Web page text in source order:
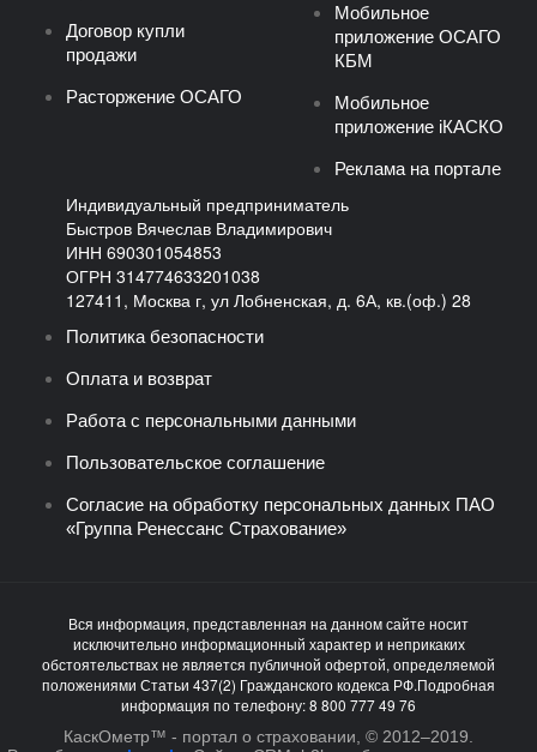
Договор купли
продажи
Расторжение ОСАГО
Мобильное
приложение ОСАГО
КБМ
Мобильное
приложение iКАСКО
Реклама на портале
Индивидуальный предприниматель
Быстров Вячеслав Владимирович
ИНН 690301054853
ОГРН 314774633201038
127411, Москва г, ул Лобненская, д. 6А, кв.(оф.) 28
Политика безопасности
Оплата и возврат
Работа с персональными данными
Пользовательское соглашение
Согласие на обработку персональных данных ПАО
«Группа Ренессанс Страхование»
Вся информация, представленная на данном сайте носит
исключительно информационный характер и неприкаких
обстоятельствах не является публичной офертой, определяемой
положениями Статьи 437(2) Гражданского кодекса РФ.Подробная
информация по телефону: 8 800 777 49 76
КаскОметр™ - портал о страховании, © 2012–2019.